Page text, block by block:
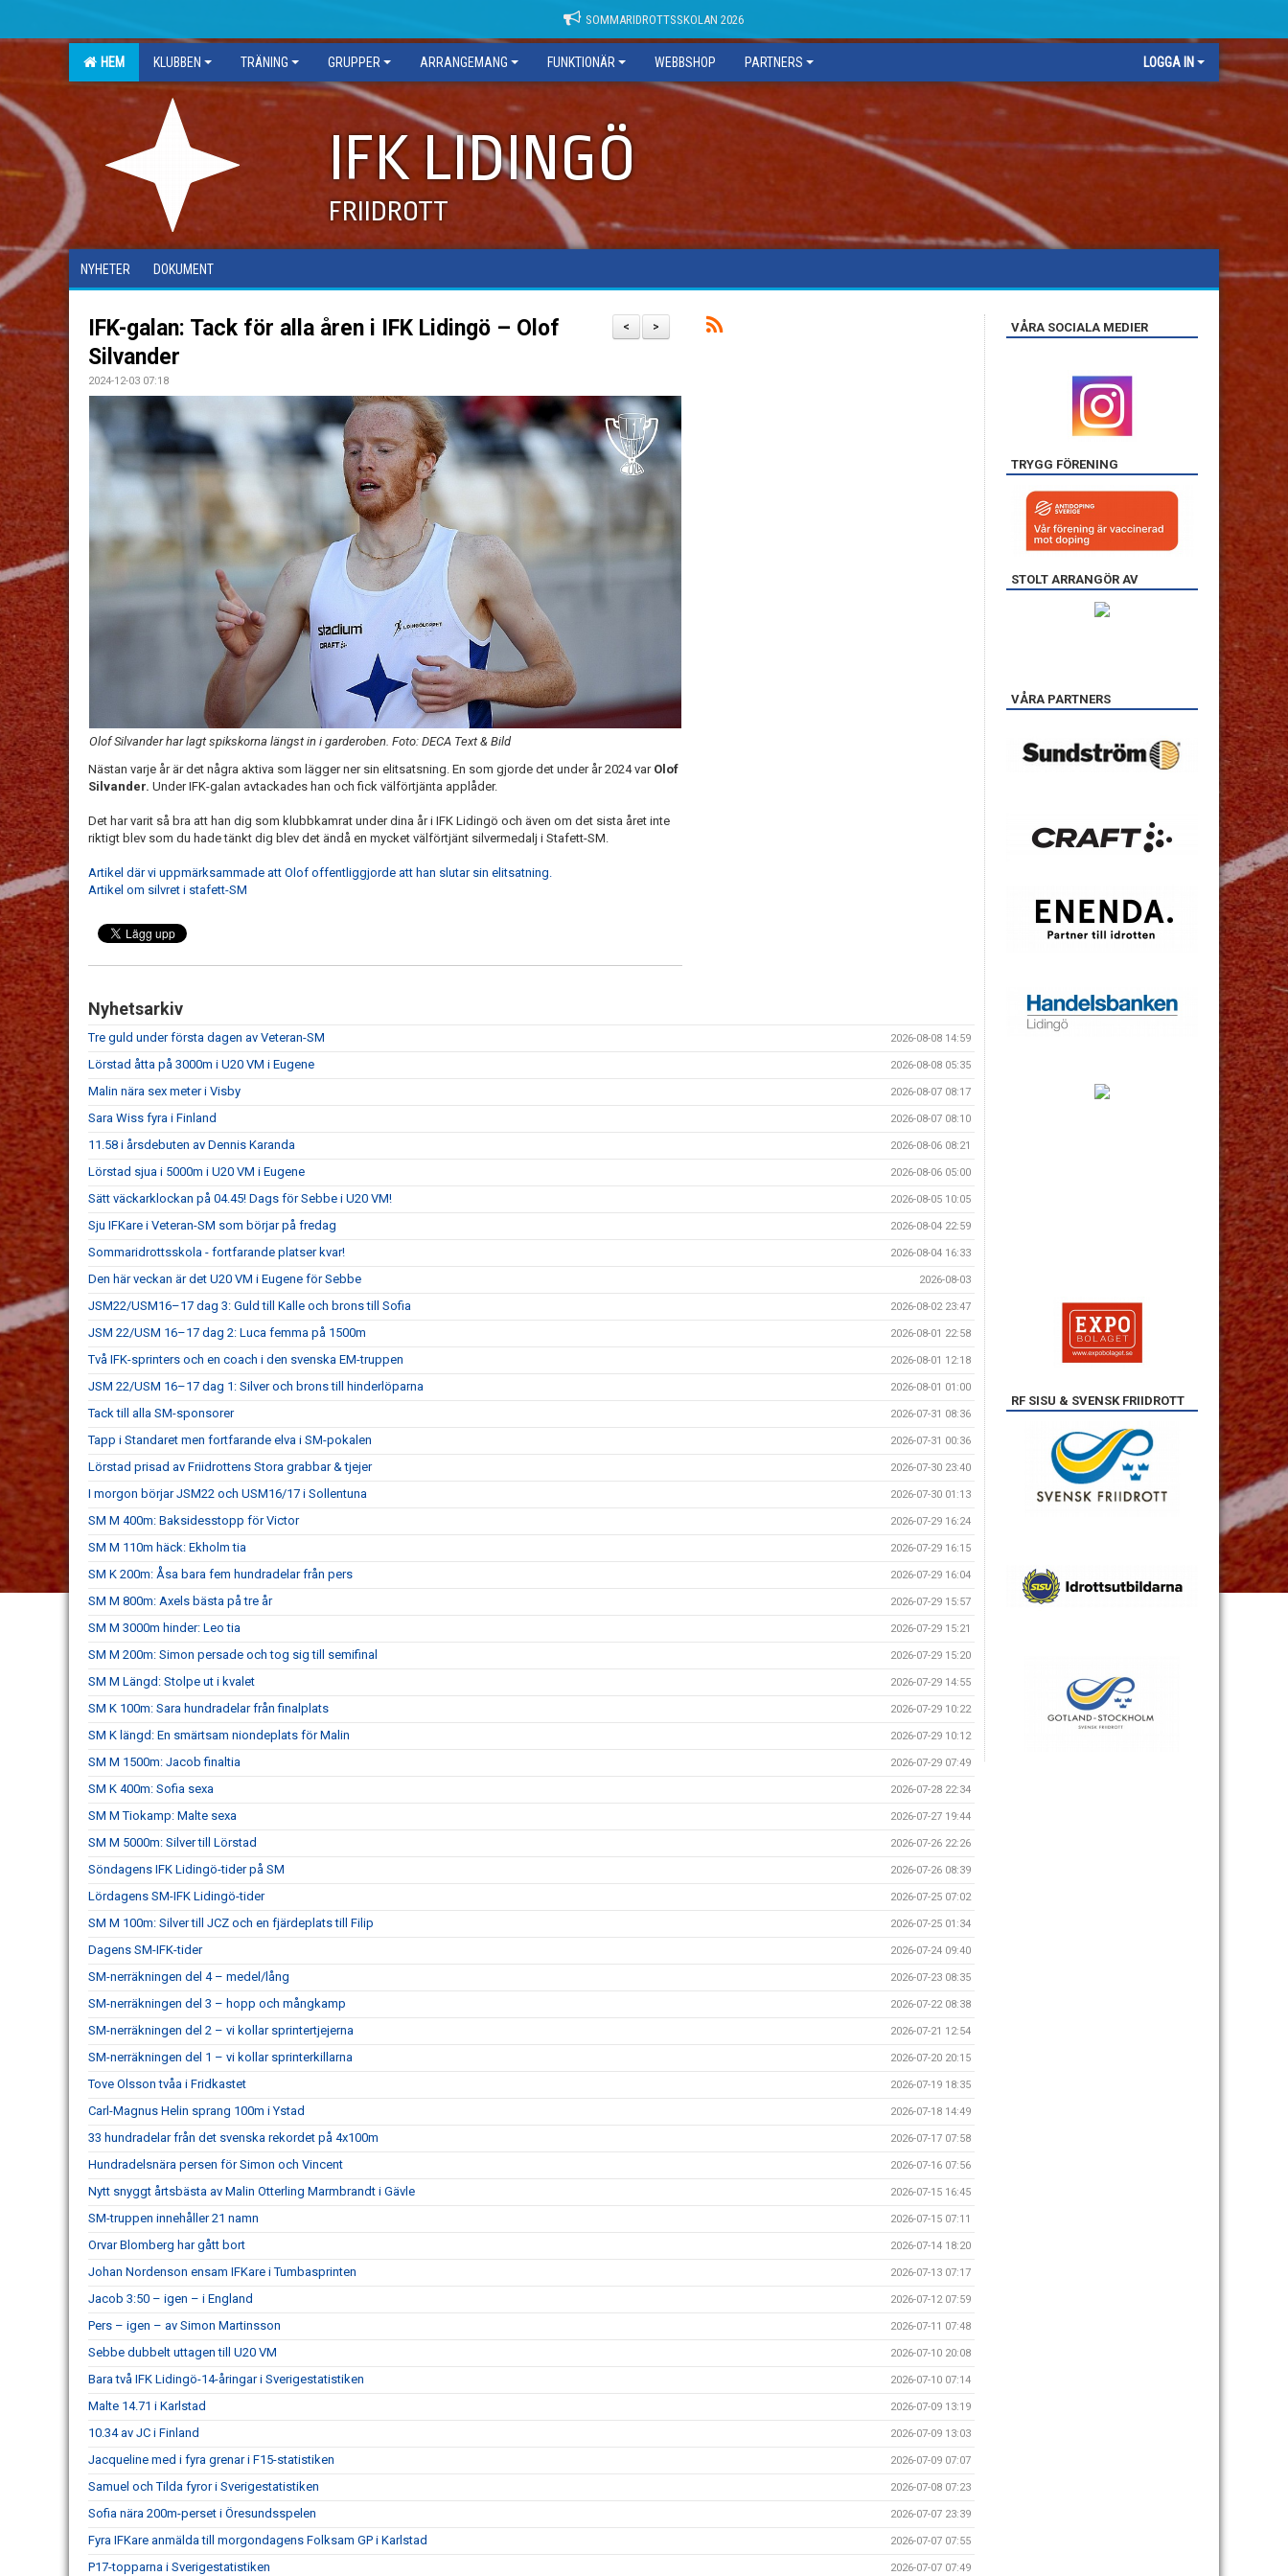
SOMMARIDROTTSSKOLAN 2026
HEM KLUBBEN TRÄNING GRUPPER ARRANGEMANG FUNKTIONÄR WEBBSHOP PARTNERS LOGGA IN
IFK LIDINGÖ
FRIIDROTT
NYHETER DOKUMENT
>
<
IFK-galan: Tack för alla åren i IFK Lidingö – Olof
Silvander
2024-12-03 07:18
Olof Silvander har lagt spikskorna längst in i garderoben. Foto: DECA Text & Bild
Nästan varje år är det några aktiva som lägger ner sin elitsatsning. En som gjorde det under år 2024 var Olof
Silvander. Under IFK-galan avtackades han och fick välförtjänta applåder.
Det har varit så bra att han dig som klubbkamrat under dina år i IFK Lidingö och även om det sista året inte
riktigt blev som du hade tänkt dig blev det ändå en mycket välförtjänt silvermedalj i Stafett-SM.
Artikel där vi uppmärksammade att Olof offentliggjorde att han slutar sin elitsatning.
Artikel om silvret i stafett-SM
Nyhetsarkiv
Tre guld under första dagen av Veteran-SM 2026-08-08 14:59
Lörstad åtta på 3000m i U20 VM i Eugene 2026-08-08 05:35
Malin nära sex meter i Visby 2026-08-07 08:17
Sara Wiss fyra i Finland 2026-08-07 08:10
11.58 i årsdebuten av Dennis Karanda 2026-08-06 08:21
Lörstad sjua i 5000m i U20 VM i Eugene 2026-08-06 05:00
Sätt väckarklockan på 04.45! Dags för Sebbe i U20 VM! 2026-08-05 10:05
Sju IFKare i Veteran-SM som börjar på fredag 2026-08-04 22:59
Sommaridrottsskola - fortfarande platser kvar! 2026-08-04 16:33
Den här veckan är det U20 VM i Eugene för Sebbe 2026-08-03
JSM22/USM16–17 dag 3: Guld till Kalle och brons till Sofia 2026-08-02 23:47
JSM 22/USM 16–17 dag 2: Luca femma på 1500m 2026-08-01 22:58
Två IFK-sprinters och en coach i den svenska EM-truppen 2026-08-01 12:18
JSM 22/USM 16–17 dag 1: Silver och brons till hinderlöparna 2026-08-01 01:00
Tack till alla SM-sponsorer 2026-07-31 08:36
Tapp i Standaret men fortfarande elva i SM-pokalen 2026-07-31 00:36
Lörstad prisad av Friidrottens Stora grabbar & tjejer 2026-07-30 23:40
I morgon börjar JSM22 och USM16/17 i Sollentuna 2026-07-30 01:13
SM M 400m: Baksidesstopp för Victor 2026-07-29 16:24
SM M 110m häck: Ekholm tia 2026-07-29 16:15
SM K 200m: Åsa bara fem hundradelar från pers 2026-07-29 16:04
SM M 800m: Axels bästa på tre år 2026-07-29 15:57
SM M 3000m hinder: Leo tia 2026-07-29 15:21
SM M 200m: Simon persade och tog sig till semifinal 2026-07-29 15:20
SM M Längd: Stolpe ut i kvalet 2026-07-29 14:55
SM K 100m: Sara hundradelar från finalplats 2026-07-29 10:22
SM K längd: En smärtsam niondeplats för Malin 2026-07-29 10:12
SM M 1500m: Jacob finaltia 2026-07-29 07:49
SM K 400m: Sofia sexa 2026-07-28 22:34
SM M Tiokamp: Malte sexa 2026-07-27 19:44
SM M 5000m: Silver till Lörstad 2026-07-26 22:26
Söndagens IFK Lidingö-tider på SM 2026-07-26 08:39
Lördagens SM-IFK Lidingö-tider 2026-07-25 07:02
SM M 100m: Silver till JCZ och en fjärdeplats till Filip 2026-07-25 01:34
Dagens SM-IFK-tider 2026-07-24 09:40
SM-nerräkningen del 4 – medel/lång 2026-07-23 08:35
SM-nerräkningen del 3 – hopp och mångkamp 2026-07-22 08:38
SM-nerräkningen del 2 – vi kollar sprintertjejerna 2026-07-21 12:54
SM-nerräkningen del 1 – vi kollar sprinterkillarna 2026-07-20 20:15
Tove Olsson tvåa i Fridkastet 2026-07-19 18:35
Carl-Magnus Helin sprang 100m i Ystad 2026-07-18 14:49
33 hundradelar från det svenska rekordet på 4x100m 2026-07-17 07:58
Hundradelsnära persen för Simon och Vincent 2026-07-16 07:56
Nytt snyggt årtsbästa av Malin Otterling Marmbrandt i Gävle 2026-07-15 16:45
SM-truppen innehåller 21 namn 2026-07-15 07:11
Orvar Blomberg har gått bort 2026-07-14 18:20
Johan Nordenson ensam IFKare i Tumbasprinten 2026-07-13 07:17
Jacob 3:50 – igen – i England 2026-07-12 07:59
Pers – igen – av Simon Martinsson 2026-07-11 07:48
Sebbe dubbelt uttagen till U20 VM 2026-07-10 20:08
Bara två IFK Lidingö-14-åringar i Sverigestatistiken 2026-07-10 07:14
Malte 14.71 i Karlstad 2026-07-09 13:19
10.34 av JC i Finland 2026-07-09 13:03
Jacqueline med i fyra grenar i F15-statistiken 2026-07-09 07:07
Samuel och Tilda fyror i Sverigestatistiken 2026-07-08 07:23
Sofia nära 200m-perset i Öresundsspelen 2026-07-07 23:39
Fyra IFKare anmälda till morgondagens Folksam GP i Karlstad 2026-07-07 07:55
P17-topparna i Sverigestatistiken 2026-07-07 07:49
VÅRA SOCIALA MEDIER
TRYGG FÖRENING
STOLT ARRANGÖR AV
VÅRA PARTNERS
RF SISU & SVENSK FRIIDROTT